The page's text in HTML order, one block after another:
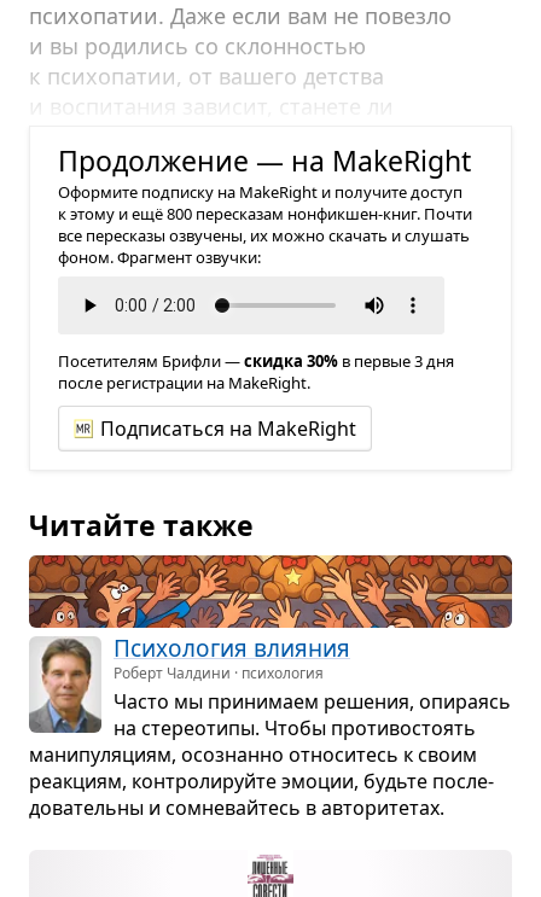
психопатии. Даже если вам не повезло
и вы родились со склонностью
к психопатии, от вашего детства
и воспитания зависит, станете ли
Продолжение — на MakeRight
Оформите подписку на MakeRight и получите доступ
к этому и ещё 800 пересказам нонфикшен-книг. Почти
все пересказы озвучены, их можно скачать и слушать
фоном. Фрагмент озвучки:
Посетителям Брифли —скидка 30% в первые 3 дня
после регистрации на MakeRight.
Подписаться на MakeRight
Читайте также
Пси­хо­ло­гия вли­я­ния
Роберт Чалдини · психология
Часто мы при­ни­маем реше­ния, опи­ра­ясь
на сте­рео­типы. Чтобы про­ти­во­сто­ять
мани­пу­ля­циям, осо­знанно отно­си­тесь к своим
реак­циям, кон­тро­ли­руйте эмо­ции, будьте после­
до­ва­тельны и сомне­вайтесь в авто­ри­те­тах.